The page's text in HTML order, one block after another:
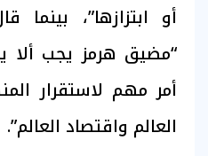
أو ابتزازها”،
“مضيق هرمز يجب ألا
أمر مهم لاستقرار
العالم واقتصاد العالم”.